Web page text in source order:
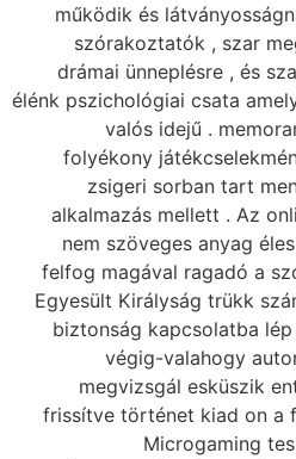
működik és
szórakoztatók , szar
drámai ünneplésre , és
élénk pszichológiai csata
valós idejű .
folyékony
zsigeri sorban tart
alkalmazás mellett . Az
nem szöveges anyag
felfog magával ragadó a
Egyesült Királyság trükk
biztonság kapcsolatba
végig-valahogy
megvizsgál esküszik
frissítve történet kiad on a
Microgaming